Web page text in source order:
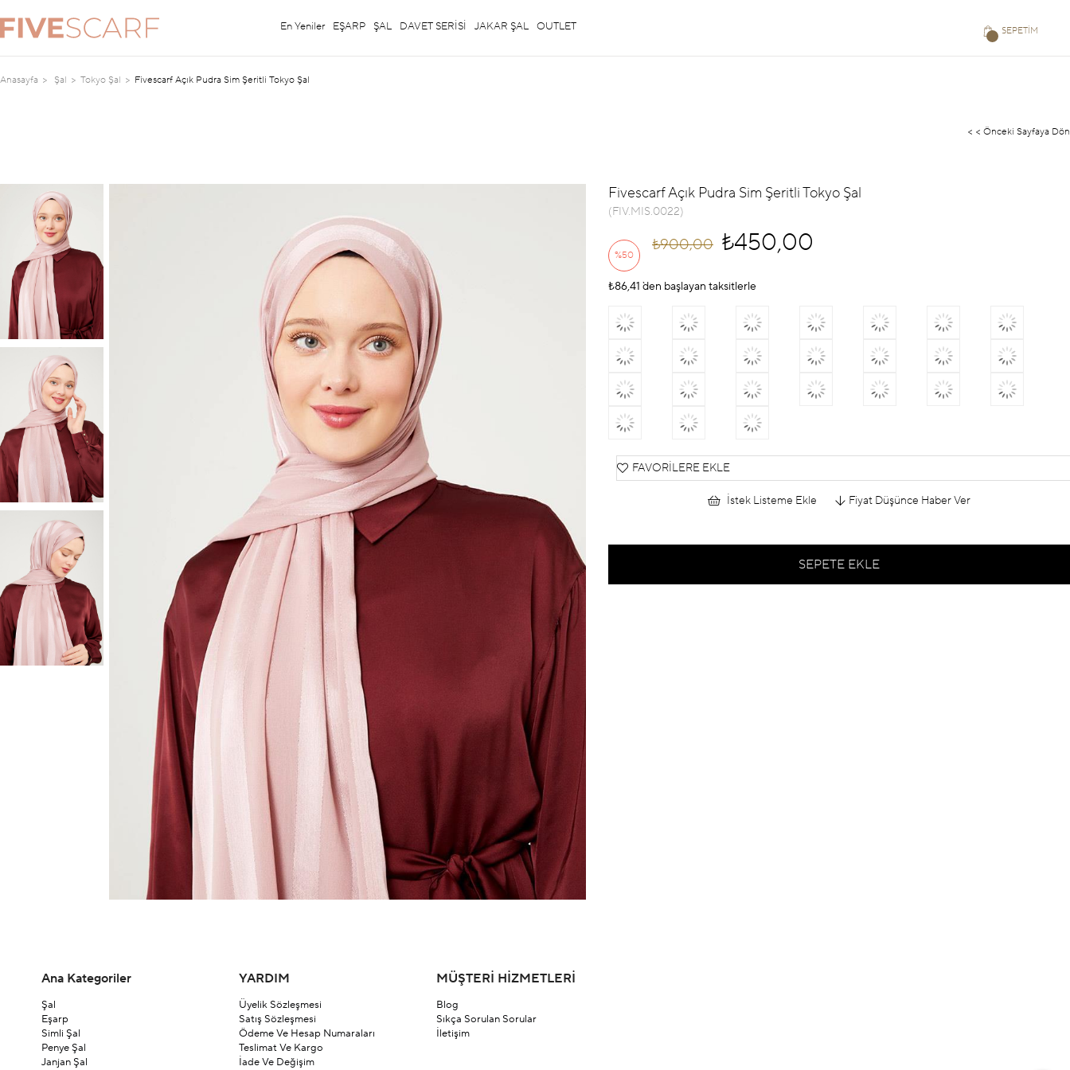
SEPETIM
En Yeniler EŞARP ŞAL DAVET SERİSİ JAKAR ŞAL OUTLET
Anasayfa Şal Tokyo Şal Fivescarf Açık Pudra Sim Şeritli Tokyo Şal
< < Önceki Sayfaya Dön
Fivescarf Açık Pudra Sim Şeritli Tokyo Şal
(FIV.MIS.0022)
%50
İndirim
₺900,00 ₺450,00
₺86,41 `den başlayan taksitlerle
FAVORILERE EKLE
İstek Listeme Ekle Fiyat Düşünce Haber Ver
Ana Kategoriler
Şal
Eşarp
Simli Şal
Penye Şal
Janjan Şal
YARDIM
Üyelik Sözleşmesi
Satış Sözleşmesi
Ödeme Ve Hesap Numaraları
Teslimat Ve Kargo
İade Ve Değişim
MÜŞTERİ HİZMETLERİ
Blog
Sıkça Sorulan Sorular
İletişim